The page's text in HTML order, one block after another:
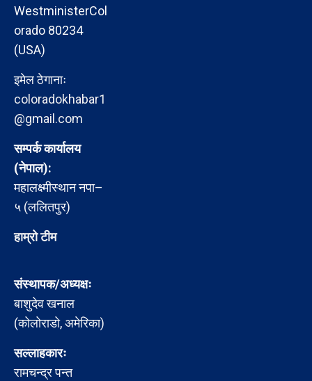
WestministerCol
orado 80234
(USA)
इमेल ठेगानाः
coloradokhabar1
@gmail.com
सम्पर्क कार्यालय
(नेपाल):
महालक्ष्मीस्थान नपा–
५ (ललितपुर)
हाम्रो टीम
संस्थापक/अध्यक्षः
बाशुदेव खनाल
(कोलोराडो, अमेरिका)
सल्लाहकारः
रामचन्द्र पन्त